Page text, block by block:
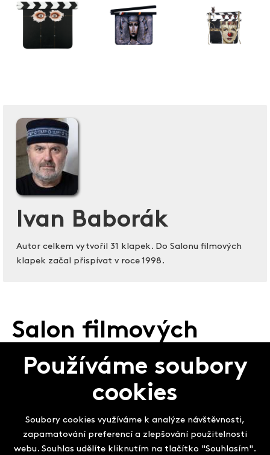
Ivan Baborák
Autor celkem vytvořil 31 klapek. Do Salonu filmových
klapek začal přispívat v roce 1998.
Salon filmových
klapek
Používáme soubory
cookies
Soubory cookies využíváme k analýze návštěvnosti,
zapamatování preferencí a zlepšování použitelnosti
webu. Souhlas udělíte kliknutím na tlačítko "Souhlasím".